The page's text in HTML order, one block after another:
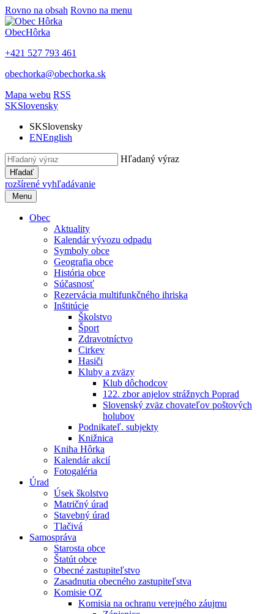
Rovno na obsah Rovno na menu
ObecHôrka
+421 527 793 461
obechorka@obechorka.sk
Mapa webu RSS
SKSlovensky
SKSlovensky
ENEnglish
Hľadaný výraz
Hľadať
rozšírené vyhľadávanie
Menu
Obec
Aktuality
Kalendár vývozu odpadu
Symboly obce
Geografia obce
História obce
Súčasnosť
Rezervácia multifunkčného ihriska
Inštitúcie
Školstvo
Šport
Zdravotníctvo
Cirkev
Hasiči
Kluby a zväzy
Klub dôchodcov
122. zbor anjelov strážnych Poprad
Slovenský zväz chovateľov poštových
holubov
Podnikateľ. subjekty
Knižnica
Kniha Hôrka
Kalendár akcií
Fotogaléria
Úrad
Úsek školstvo
Matričný úrad
Stavebný úrad
Tlačivá
Samospráva
Starosta obce
Štatút obce
Obecné zastupiteľstvo
Zasadnutia obecného zastupiteľstva
Komisie OZ
Komisia na ochranu verejného záujmu